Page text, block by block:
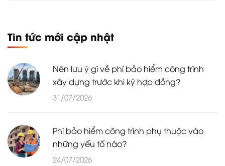
Tin tức mới cập nhật
Nên lưu ý gì về phí bảo hiểm công trình
xây dựng trước khi ký hợp đồng?
31/07/2026
Phí bảo hiểm công trình phụ thuộc vào
những yếu tố nào?
24/07/2026